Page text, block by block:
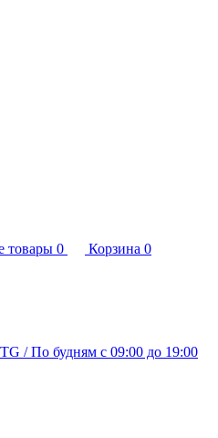
товары 0 Корзина 0
/ По будням c 09:00 до 19:00